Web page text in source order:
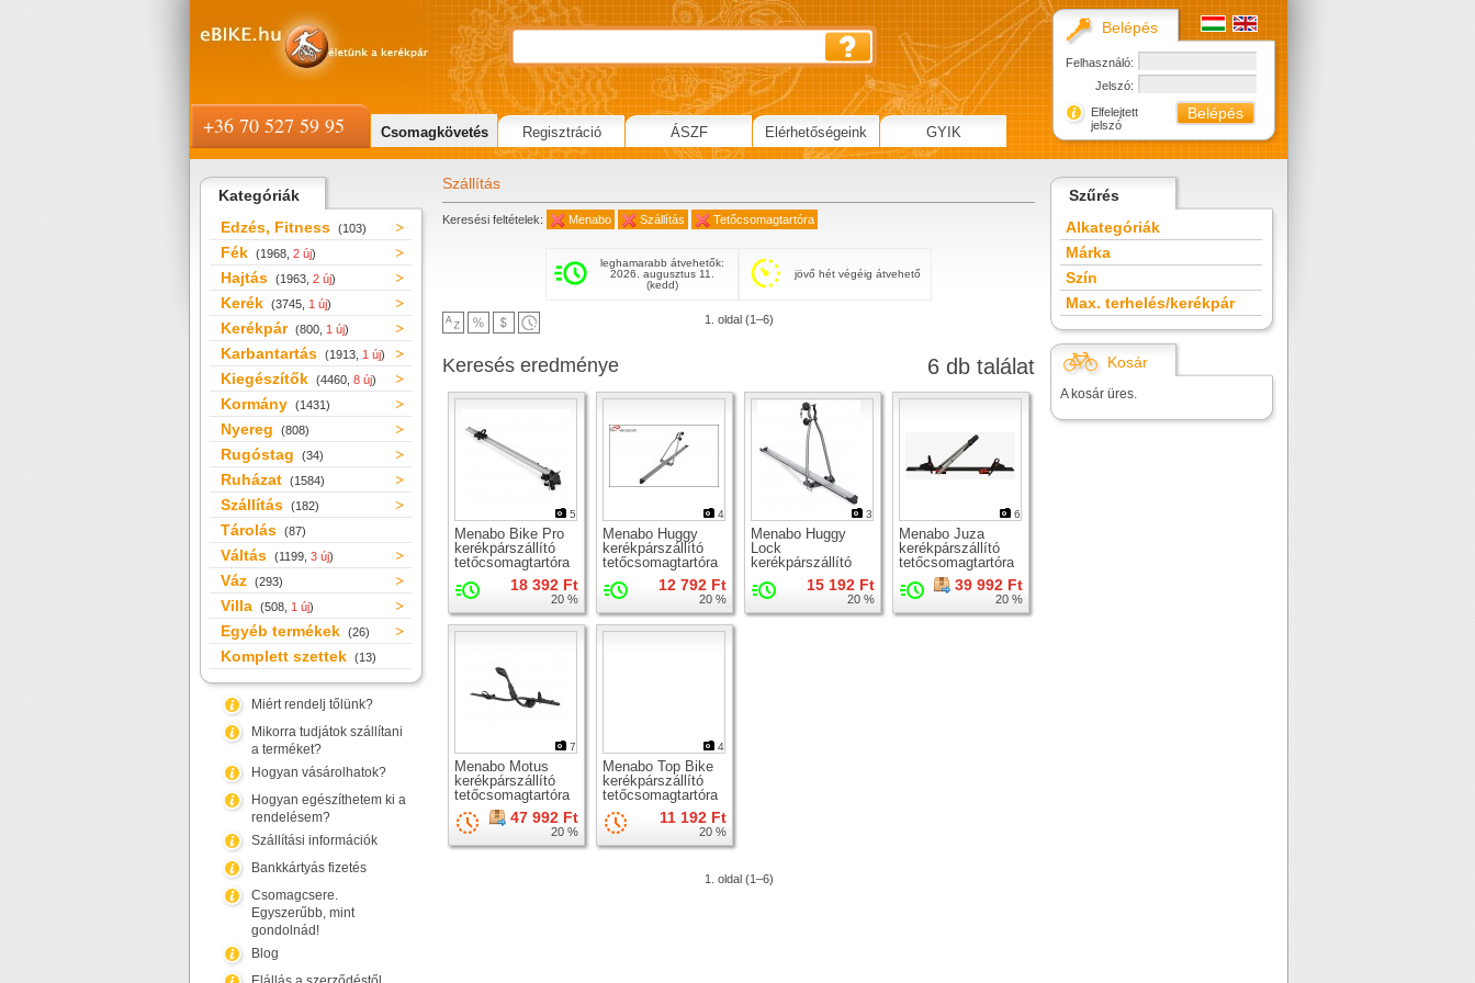
Kategóriák
Edzés, Fitness (103)
Fék (1968, 2 új)
Hajtás (1963, 2 új)
Kerék (3745, 1 új)
Kerékpár (800, 1 új)
Karbantartás (1913, 1 új)
Kiegészítők (4460, 8 új)
Kormány (1431)
Nyereg (808)
Rugóstag (34)
Ruházat (1584)
Szállítás (182)
Tárolás (87)
Váltás (1199, 3 új)
Váz (293)
Villa (508, 1 új)
Egyéb termékek (26)
Komplett szettek (13)
Miért rendelj tőlünk?
Mikorra tudjátok szállítani
a terméket?
Hogyan vásárolhatok?
Hogyan egészíthetem ki a
rendelésem?
Szállítási információk
Bankkártyás fizetés
Csomagcsere.
Egyszerűbb, mint
gondolnád!
Blog
Szállítás
Keresési feltételek: Menabo Szállítás Tetőcsomagtartóra
leghamarabb átvehetők:
2026. augusztus 11.
(kedd)
jövő hét végéig átvehető
1. oldal (1–6)
6 db találat
Keresés eredménye
5
Menabo Bike Pro
kerékpárszállító
tetőcsomagtartóra
18 392 Ft
20 %
4
Menabo Huggy
kerékpárszállító
tetőcsomagtartóra
12 792 Ft
20 %
3
Menabo Huggy
Lock
kerékpárszállító
tetőcsomagtartóra
15 192 Ft
20 %
6
Menabo Juza
kerékpárszállító
tetőcsomagtartóra
39 992 Ft
20 %
7
Menabo Motus
kerékpárszállító
tetőcsomagtartóra
47 992 Ft
20 %
4
Menabo Top Bike
kerékpárszállító
tetőcsomagtartóra
11 192 Ft
20 %
1. oldal (1–6)
Szűrés
Alkategóriák
Márka
Szín
Max. terhelés/kerékpár
Kosár
A kosár üres.
Belépés
Felhasználó:
Jelszó:
Elfelejtett
jelszó
+36 70 527 59 95 Csomagkövetés Regisztráció ÁSZF Elérhetőségeink GYIK